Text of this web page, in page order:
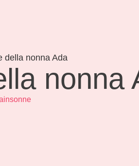
della nonna Ada
nonna